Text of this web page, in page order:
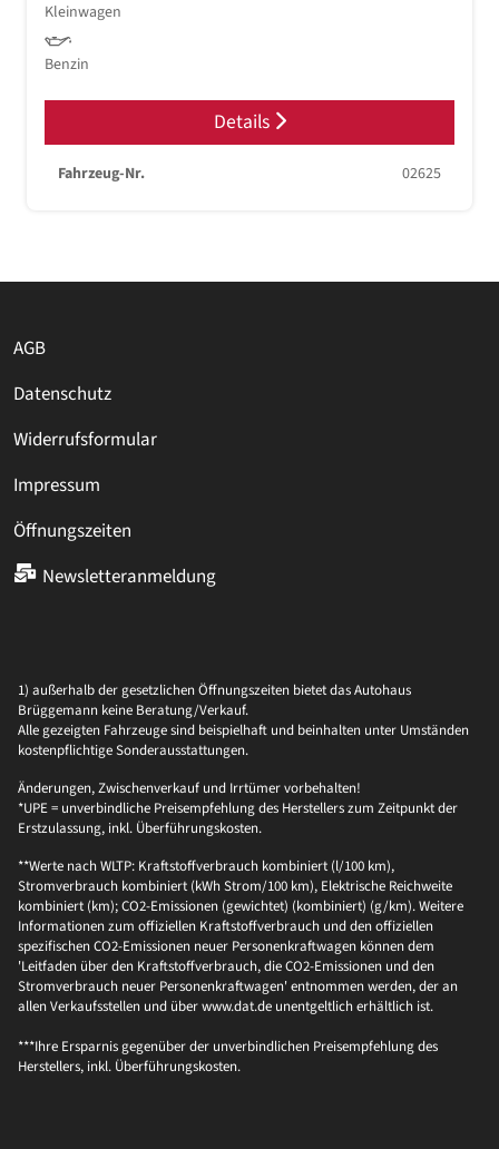
Kleinwagen
Benzin
Details
Fahrzeug-Nr. 02625
AGB
Datenschutz
Widerrufsformular
Impressum
Öffnungszeiten
Newsletteranmeldung
1) außerhalb der gesetzlichen Öffnungszeiten bietet das Autohaus
Brüggemann keine Beratung/Verkauf.
Alle gezeigten Fahrzeuge sind beispielhaft und beinhalten unter Umständen
kostenpflichtige Sonderausstattungen.
Änderungen, Zwischenverkauf und Irrtümer vorbehalten!
*UPE = unverbindliche Preisempfehlung des Herstellers zum Zeitpunkt der
Erstzulassung, inkl. Überführungskosten.
**Werte nach WLTP: Kraftstoffverbrauch kombiniert (l/100 km),
Stromverbrauch kombiniert (kWh Strom/100 km), Elektrische Reichweite
kombiniert (km); CO2-Emissionen (gewichtet) (kombiniert) (g/km). Weitere
Informationen zum offiziellen Kraftstoffverbrauch und den offiziellen
spezifischen CO2-Emissionen neuer Personenkraftwagen können dem
'Leitfaden über den Kraftstoffverbrauch, die CO2-Emissionen und den
Stromverbrauch neuer Personenkraftwagen' entnommen werden, der an
allen Verkaufsstellen und über www.dat.de unentgeltlich erhältlich ist.
***Ihre Ersparnis gegenüber der unverbindlichen Preisempfehlung des
Herstellers, inkl. Überführungskosten.